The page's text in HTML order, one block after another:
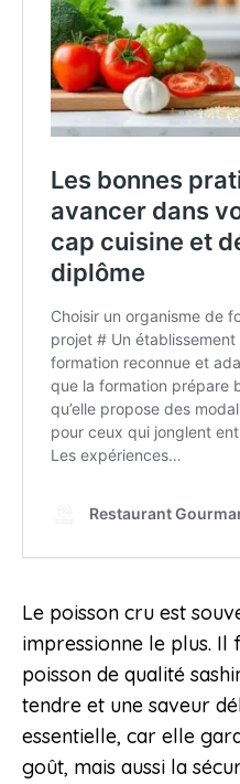
Le poisson cru est
impressionne le plus.
poisson de qualité
tendre et une saveur
essentielle, car elle
goût, mais aussi la